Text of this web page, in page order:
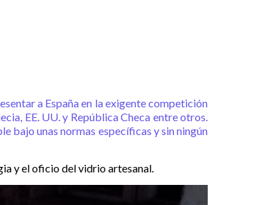
a España en la exigente competición
EE. UU. y República Checa entre otros.
bajo unas normas específicas y sin ningún
y el oficio del vidrio artesanal.